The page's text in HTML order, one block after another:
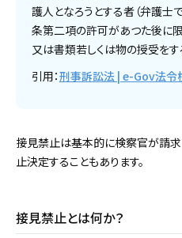
護人となろうとする者（弁護士
条第二項の許可があつた後に限
又は書類若しくは物の授受をす
引用：刑事訴訟法 | e-Gov法令
接見禁止は基本的に検察官が請
止決定することもあります。
接見禁止とは何か？